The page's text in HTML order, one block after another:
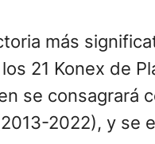
más
21 Konex de
se consagrará
2022), y se